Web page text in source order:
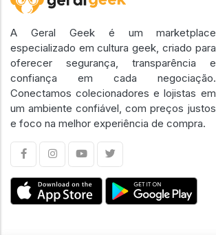
A Geral Geek é um marketplace
especializado em cultura geek, criado para
oferecer segurança, transparência e
confiança em cada negociação.
Conectamos colecionadores e lojistas em
um ambiente confiável, com preços justos
e foco na melhor experiência de compra.